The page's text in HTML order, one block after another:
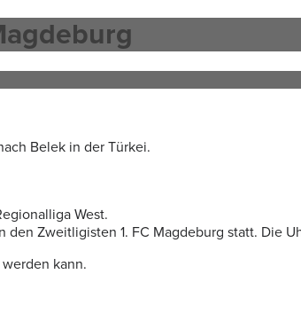
Belek in der Türkei.
West.
Zweitligisten 1. FC Magdeburg statt. Die
kann.